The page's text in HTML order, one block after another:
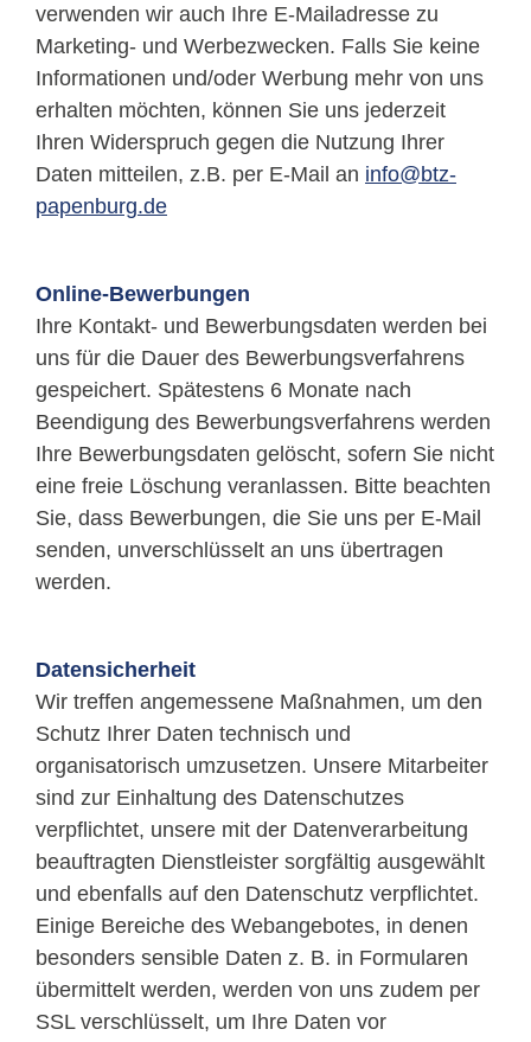
verwenden wir auch Ihre E-Mailadresse zu
Marketing- und Werbezwecken. Falls Sie keine
Informationen und/oder Werbung mehr von uns
erhalten möchten, können Sie uns jederzeit
Ihren Widerspruch gegen die Nutzung Ihrer
Daten mitteilen, z.B. per E-Mail an info@btz-
papenburg.de
Online-Bewerbungen
Ihre Kontakt- und Bewerbungsdaten werden bei
uns für die Dauer des Bewerbungsverfahrens
gespeichert. Spätestens 6 Monate nach
Beendigung des Bewerbungsverfahrens werden
Ihre Bewerbungsdaten gelöscht, sofern Sie nicht
eine freie Löschung veranlassen. Bitte beachten
Sie, dass Bewerbungen, die Sie uns per E-Mail
senden, unverschlüsselt an uns übertragen
werden.
Datensicherheit
Wir treffen angemessene Maßnahmen, um den
Schutz Ihrer Daten technisch und
organisatorisch umzusetzen. Unsere Mitarbeiter
sind zur Einhaltung des Datenschutzes
verpflichtet, unsere mit der Datenverarbeitung
beauftragten Dienstleister sorgfältig ausgewählt
und ebenfalls auf den Datenschutz verpflichtet.
Einige Bereiche des Webangebotes, in denen
besonders sensible Daten z. B. in Formularen
übermittelt werden, werden von uns zudem per
SSL verschlüsselt, um Ihre Daten vor